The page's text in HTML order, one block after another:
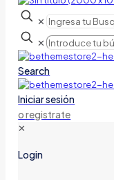
✕
✕
Search
Iniciar sesión
o registrate
✕
Login